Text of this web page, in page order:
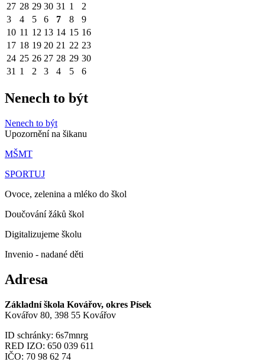
27 28 29 30 31 1
2
3
4 5 6 7 8
9
10 11 12 13 14 15 16
17 18 19 20 21 22 23
24 25 26 27 28 29 30
31 1 2 3 4 5 6
Nenech to být
Nenech to být
Upozornění na šikanu
MŠMT
SPORTUJ
Ovoce, zelenina a mléko do škol
Doučování žáků škol
Digitalizujeme školu
Invenio - nadané děti
Adresa
Základní škola Kovářov, okres Písek
Kovářov 80, 398 55 Kovářov
ID schránky: 6s7mnrg
RED IZO: 650 039 611
IČO: 70 98 62 74